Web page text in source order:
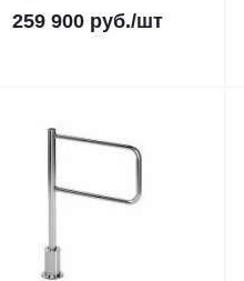
259 900 руб./шт